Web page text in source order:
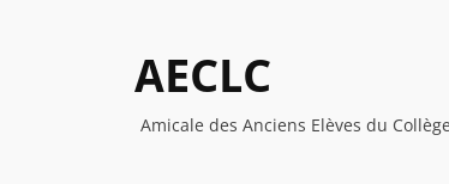
AECLC
Amicale des Anciens Elèves du